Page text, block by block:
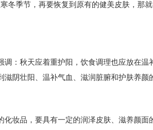
冬季节，再要恢复到原有的健美皮肤，那
调：秋天应着重护阳，饮食调理也应放在温
阴壮阳、温补气血、滋润脏腑和护肤养颜
妆品，要具有一定的润泽皮肤、滋养颜面